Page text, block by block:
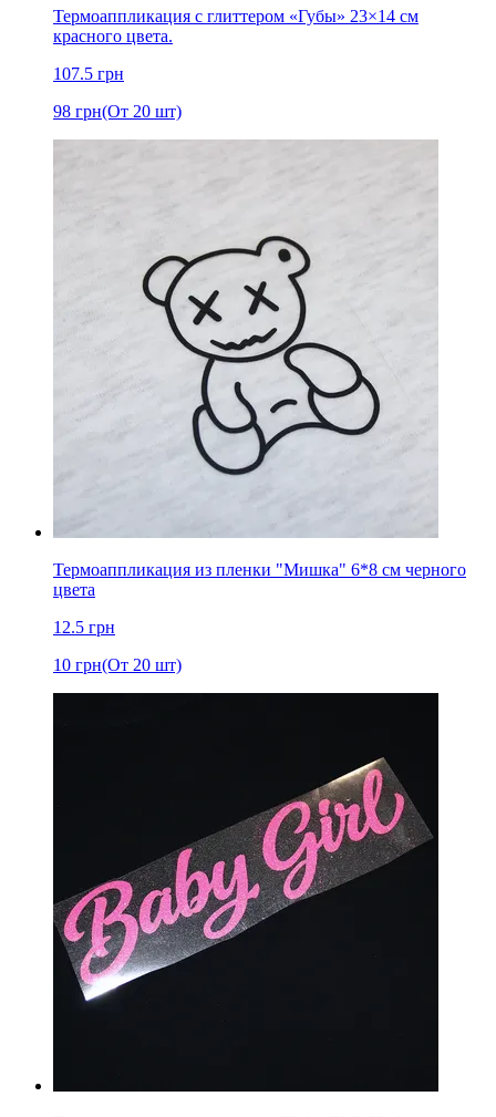
Термоаппликация с глиттером «Губы» 23×14 см
красного цвета.
107.5 грн
98 грн(От 20 шт)
Термоаппликация из пленки "Мишка" 6*8 cм черного
цвета
12.5 грн
10 грн(От 20 шт)